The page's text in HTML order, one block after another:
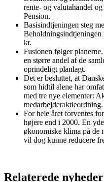
rente- og valutahandel
Pension.
Basisindtjeningen steg
kr.
Fusionen følger
en større andel af de
oprindeligt planlagt.
Det er besluttet, at
som hidtil alene har
med tre nye elementer:
medarbejderaktieordning.
For hele året forventes
højere end i 2000. En
økonomiske klima på de
vil dog kunne reducere
Relaterede nyheder